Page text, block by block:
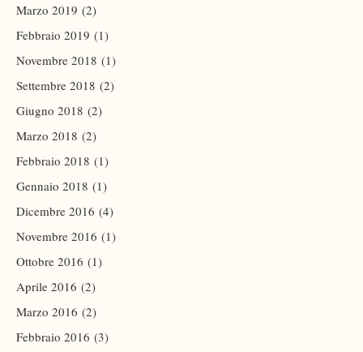
Marzo 2019 (2)
Febbraio 2019 (1)
Novembre 2018 (1)
Settembre 2018 (2)
Giugno 2018 (2)
Marzo 2018 (2)
Febbraio 2018 (1)
Gennaio 2018 (1)
Dicembre 2016 (4)
Novembre 2016 (1)
Ottobre 2016 (1)
Aprile 2016 (2)
Marzo 2016 (2)
Febbraio 2016 (3)